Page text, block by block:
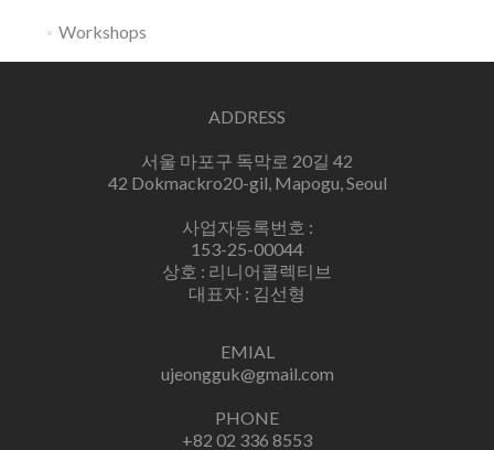
Workshops
ADDRESS
서울 마포구 독막로 20길 42
42 Dokmackro20-gil, Mapogu, Seoul
사업자등록번호 :
153-25-00044
상호 : 리니어콜렉티브
대표자 : 김선형
EMIAL
ujeongguk@gmail.com
PHONE
+82 02 336 8553